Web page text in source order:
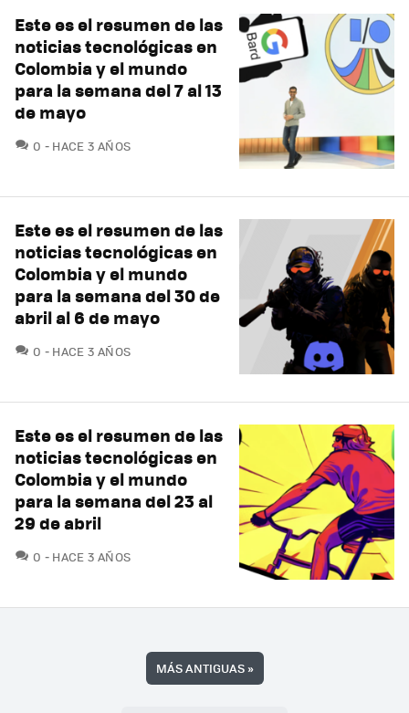
Este es el resumen de las
noticias tecnológicas en
Colombia y el mundo
para la semana del 7 al 13
de mayo
0 COMENTARIOS
HACE 3 AÑOS
Este es el resumen de las
noticias tecnológicas en
Colombia y el mundo
para la semana del 30 de
abril al 6 de mayo
0 COMENTARIOS
HACE 3 AÑOS
Este es el resumen de las
noticias tecnológicas en
Colombia y el mundo
para la semana del 23 al
29 de abril
0 COMENTARIOS
HACE 3 AÑOS
MÁS ANTIGUAS»